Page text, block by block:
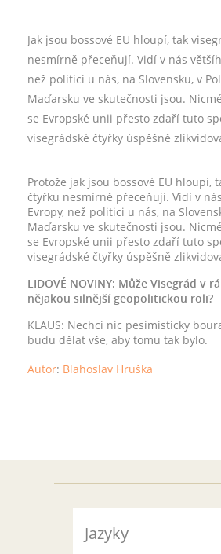
Jak jsou bossové EU hloupí, tak
nesmírně přeceňují. Vidí v nás
než politici u nás, na Slovensku, v
Maďarsku ve skutečnosti jsou.
se Evropské unii přesto zdaří tuto
visegrádské čtyřky úspěšně
Protože jak jsou bossové EU hloupí,
čtyřku nesmírně přeceňují. Vidí v
Evropy, než politici u nás, na
Maďarsku ve skutečnosti jsou.
se Evropské unii přesto zdaří tuto
visegrádské čtyřky úspěšně
LIDOVÉ NOVINY: Může Visegrád v
nějakou silnější geopolitickou roli?
KLAUS: Nechci nic pesimisticky
budu dělat vše, aby tomu tak bylo.
Autor: Blahoslav Hruška
Jazyky